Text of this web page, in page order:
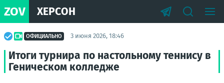
ZOV ХЕРСОН
ОФИЦИАЛЬНО 3 июня 2026, 18:46
Итоги турнира по настольному теннису в
Геническом колледже